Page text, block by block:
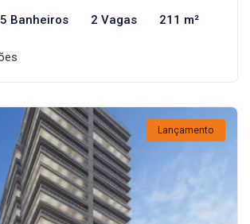
5 Banheiros 2 Vagas 211 m²
Lançamento